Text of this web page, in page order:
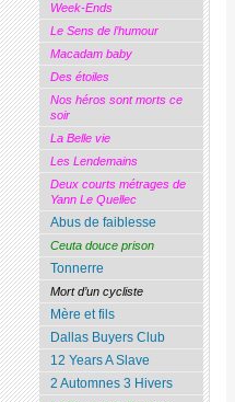
Week-Ends
Le Sens de l’humour
Macadam baby
Des étoiles
Nos héros sont morts ce
soir
La Belle vie
Les Lendemains
Deux courts métrages de
Yann Le Quellec
Abus de faiblesse
Ceuta douce prison
Tonnerre
Mort d’un cycliste
Mère et fils
Dallas Buyers Club
12 Years A Slave
2 Automnes 3 Hivers